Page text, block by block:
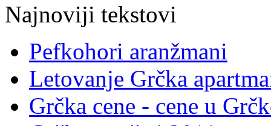
Najnoviji tekstovi
Pefkohori aranžmani
Letovanje Grčka
Grčka cene - cene u